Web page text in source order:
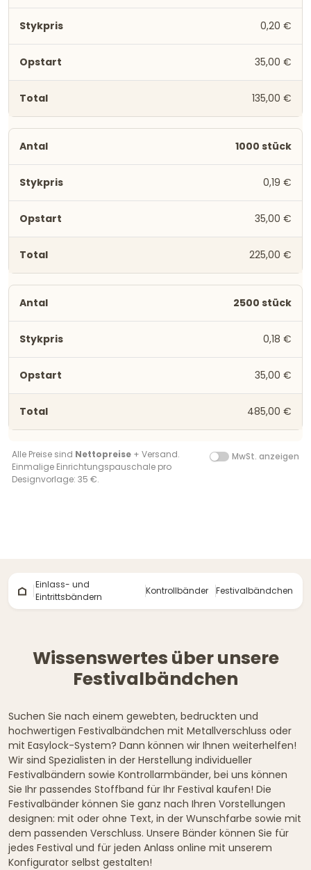
0,20 €
35,00 €
135,00 €
1000 stück
0,19 €
35,00 €
225,00 €
2500 stück
0,18 €
35,00 €
485,00 €
Alle Preise sind Nettopreise + Versand.
Einmalige Einrichtungspauschale pro
Designvorlage: 35 €.
MwSt. anzeigen
Einlass- und
Eintrittsbändern
Kontrollbänder Festivalbändchen
Wissenswertes über unsere
Festivalbändchen
Suchen Sie nach einem gewebten, bedruckten und
hochwertigen Festivalbändchen mit Metallverschluss oder
mit Easylock-System? Dann können wir Ihnen weiterhelfen!
Wir sind Spezialisten in der Herstellung individueller
Festivalbändern sowie Kontrollarmbänder, bei uns können
Sie Ihr passendes Stoffband für Ihr Festival kaufen! Die
Festivalbänder können Sie ganz nach Ihren Vorstellungen
designen: mit oder ohne Text, in der Wunschfarbe sowie mit
dem passenden Verschluss. Unsere Bänder können Sie für
jedes Festival und für jeden Anlass online mit unserem
Konfigurator selbst gestalten!